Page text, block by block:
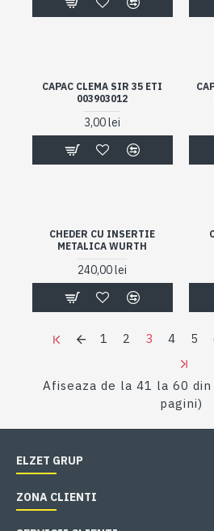
CAPAC CLEMA SIR 35 ETI
003903012
3,00 lei
CHEDER CU INSERTIE
METALICA WURTH
240,00 lei
1 2 3 4 5
Afiseaza de la 41 la 60
pagini)
ELZET GRUP
ZONA CLIENTI